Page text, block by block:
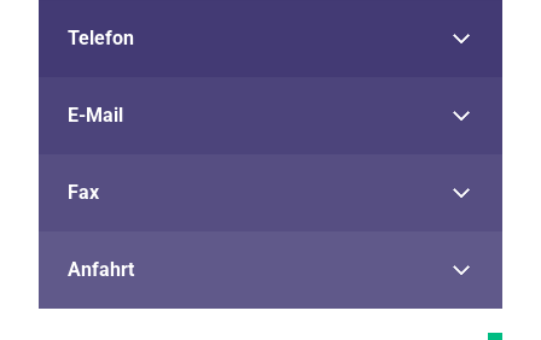
Telefon
E-Mail
Fax
Anfahrt